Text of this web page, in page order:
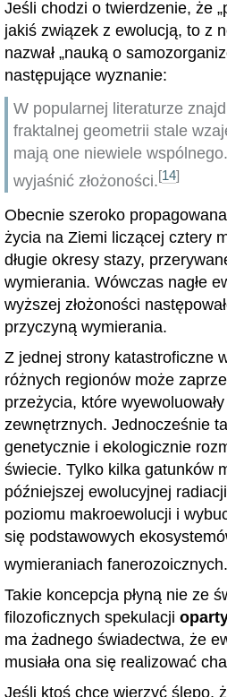
Jeśli chodzi o twierdzenie, że
jakiś związek z ewolucją, to z
nazwał „nauką o
następujące wyznanie:
W popularnej literaturze
fraktalnej geometrii stale
mają one niewiele
wyjaśnić złożoności.[14]
Obecnie szeroko
życia na Ziemi liczącej cztery
długie okresy stazy,
wymierania. Wówczas nagłe
wyższej złożoności
przyczyną wymierania.
Z jednej strony katastroficzne
różnych regionów może
przeżycia, które
zewnętrznych. Jednocześnie
genetycznie i ekologicznie
świecie. Tylko kilka gatunków
późniejszej ewolucyjnej
poziomu makroewolucji i
się podstawowych
wymieraniach
Takie koncepcja płyną nie ze
filozoficznych spekulacji
ma żadnego świadectwa, że
musiała ona się realizować
Jeśli ktoś chce wierzyć ślepo,